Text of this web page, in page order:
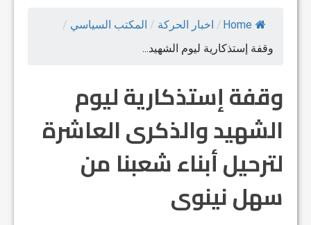
Home
/ اخبار الحركة / المكتب السياسي /
وقفة إستذكارية ليوم الشهيد...
وقفة إستذكارية ليوم
الشهيد والذكرى العاشرة
لترحيل أبناء شعبنا من
سهل نينوى